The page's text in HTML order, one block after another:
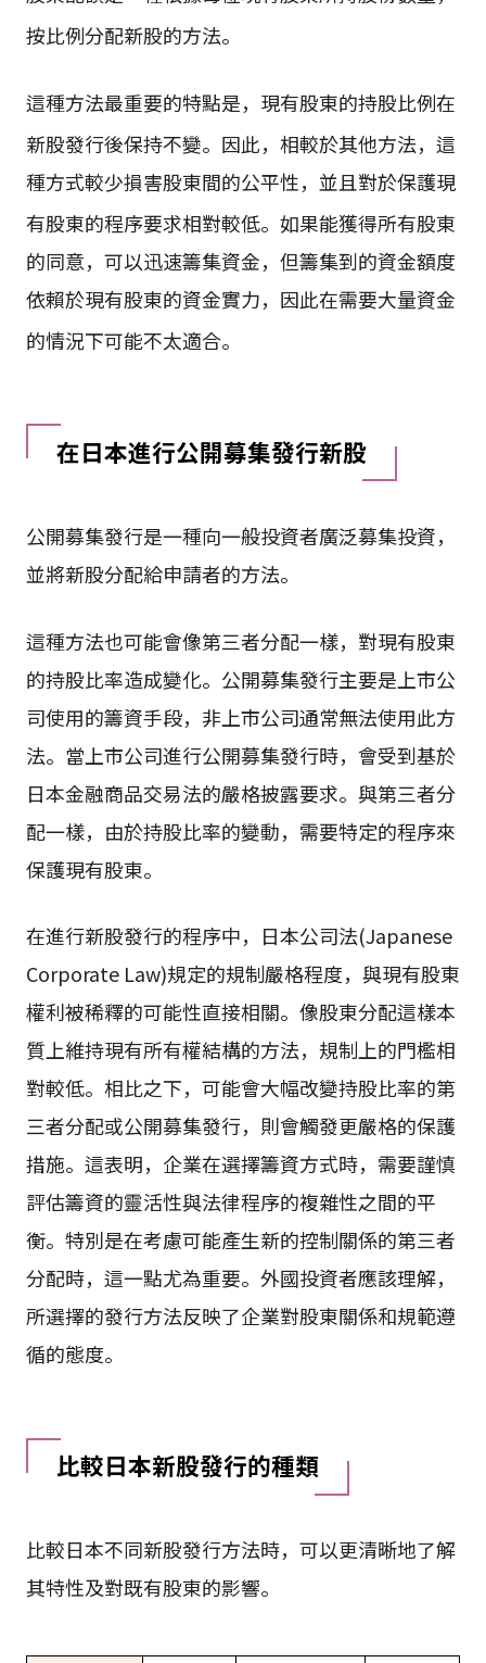
按比例分配新股的方法。
這種方法最重要的特點是，現有股東的持股比例在
新股發行後保持不變。因此，相較於其他方法，這
種方式較少損害股東間的公平性，並且對於保護現
有股東的程序要求相對較低。如果能獲得所有股東
的同意，可以迅速籌集資金，但籌集到的資金額度
依賴於現有股東的資金實力，因此在需要大量資金
的情況下可能不太適合。
在日本進行公開募集發行新股
公開募集發行是一種向一般投資者廣泛募集投資，
並將新股分配給申請者的方法。
這種方法也可能會像第三者分配一樣，對現有股東
的持股比率造成變化。公開募集發行主要是上市公
司使用的籌資手段，非上市公司通常無法使用此方
法。當上市公司進行公開募集發行時，會受到基於
日本金融商品交易法的嚴格披露要求。與第三者分
配一樣，由於持股比率的變動，需要特定的程序來
保護現有股東。
在進行新股發行的程序中，日本公司法(Japanese
Corporate Law)規定的規制嚴格程度，與現有股東
權利被稀釋的可能性直接相關。像股東分配這樣本
質上維持現有所有權結構的方法，規制上的門檻相
對較低。相比之下，可能會大幅改變持股比率的第
三者分配或公開募集發行，則會觸發更嚴格的保護
措施。這表明，企業在選擇籌資方式時，需要謹慎
評估籌資的靈活性與法律程序的複雜性之間的平
衡。特別是在考慮可能產生新的控制關係的第三者
分配時，這一點尤為重要。外國投資者應該理解，
所選擇的發行方法反映了企業對股東關係和規範遵
循的態度。
比較日本新股發行的種類
比較日本不同新股發行方法時，可以更清晰地了解
其特性及對既有股東的影響。